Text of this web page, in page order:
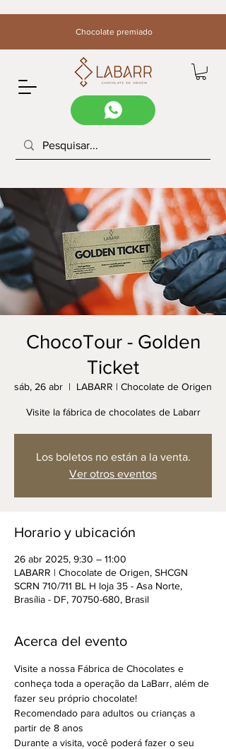
Chocolate premiado
ChocoTour - Golden
Ticket
sáb, 26 abr
  |
LABARR | Chocolate de Origen
Visite la fábrica de chocolates de Labarr
Los boletos no están a la venta.
Ver otros eventos
Horario y ubicación
26 abr 2025, 9:30 – 11:00
LABARR | Chocolate de Origen, SHCGN
SCRN 710/711 BL H loja 35 - Asa Norte,
Brasília - DF, 70750-680, Brasil
Acerca del evento
Visite a nossa Fábrica de Chocolates e
conheça toda a operação da LaBarr, além de
fazer seu próprio chocolate!
Recomendado para adultos ou crianças a
partir de 8 anos
Durante a visita, você poderá fazer o seu